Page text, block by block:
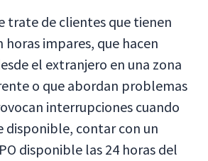
trate de clientes que tienen
horas impares, que hacen
el extranjero en una zona
o que abordan problemas
interrupciones cuando
disponible, contar con un
disponible las 24 horas del